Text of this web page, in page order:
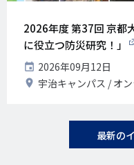
2026年度 第37回 京都
に役立つ防災研究！」
開
催
日
2026年09月12日
開 宇治キャンパス オ
最新の